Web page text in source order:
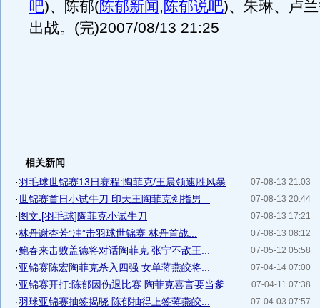
吧)、陈郁(陈郁新闻,陈郁说吧)、朱琳、卢
出战。(完)2007/08/13 21:25
相关新闻
07-08-13 21:03
·羽毛球世锦赛13日赛程:陶菲克/王晨领速胜风暴
07-08-13 20:44
·世锦赛首日小试牛刀 印天王陶菲克剑指男...
07-08-13 17:21
·图文:[羽毛球]陶菲克小试牛刀
07-08-13 08:12
·林丹谢杏芳“冲”击羽球世锦赛 林丹首战...
07-05-12 05:58
·鲍春来击败盖德将对话陶菲克 张宁不敌王...
07-04-14 07:00
·亚锦赛陈宏陶菲克杀入四强 女单蒋燕皎将...
07-04-11 07:38
·亚锦赛开打:陈郁因伤退比赛 陶菲克喜言要当爹
07-04-03 07:57
·羽球亚锦赛抽签揭晓 陈郁抽得上签蒋燕皎...